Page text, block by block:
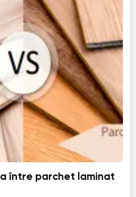
între parchet laminat